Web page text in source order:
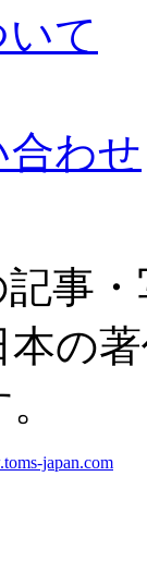
て
合わせ
事
の
japan.com